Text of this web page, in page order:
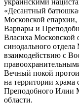
украинскими
«Десантный
Московской
Варвары и
Власиха Московской
синодального отдела
взаимодействию с
Вечный покой
на территории
Преподобного Илии
области.